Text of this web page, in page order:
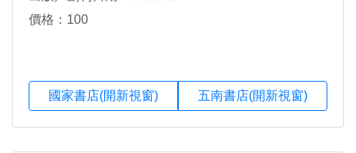
價格：100
國家書店(開新視窗) 五南書店(開新視窗)